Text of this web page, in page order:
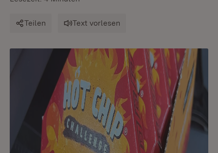
Teilen Text vorlesen